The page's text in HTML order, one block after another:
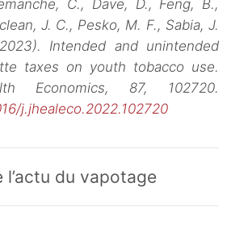
C., Dave, D., Feng, B.,
J. C., Pesko, M. F., Sabia, J.
Intended and unintended
taxes on youth tobacco use.
Economics, 87, 102720.
j.jhealeco.2022.102720
l’actu du vapotage